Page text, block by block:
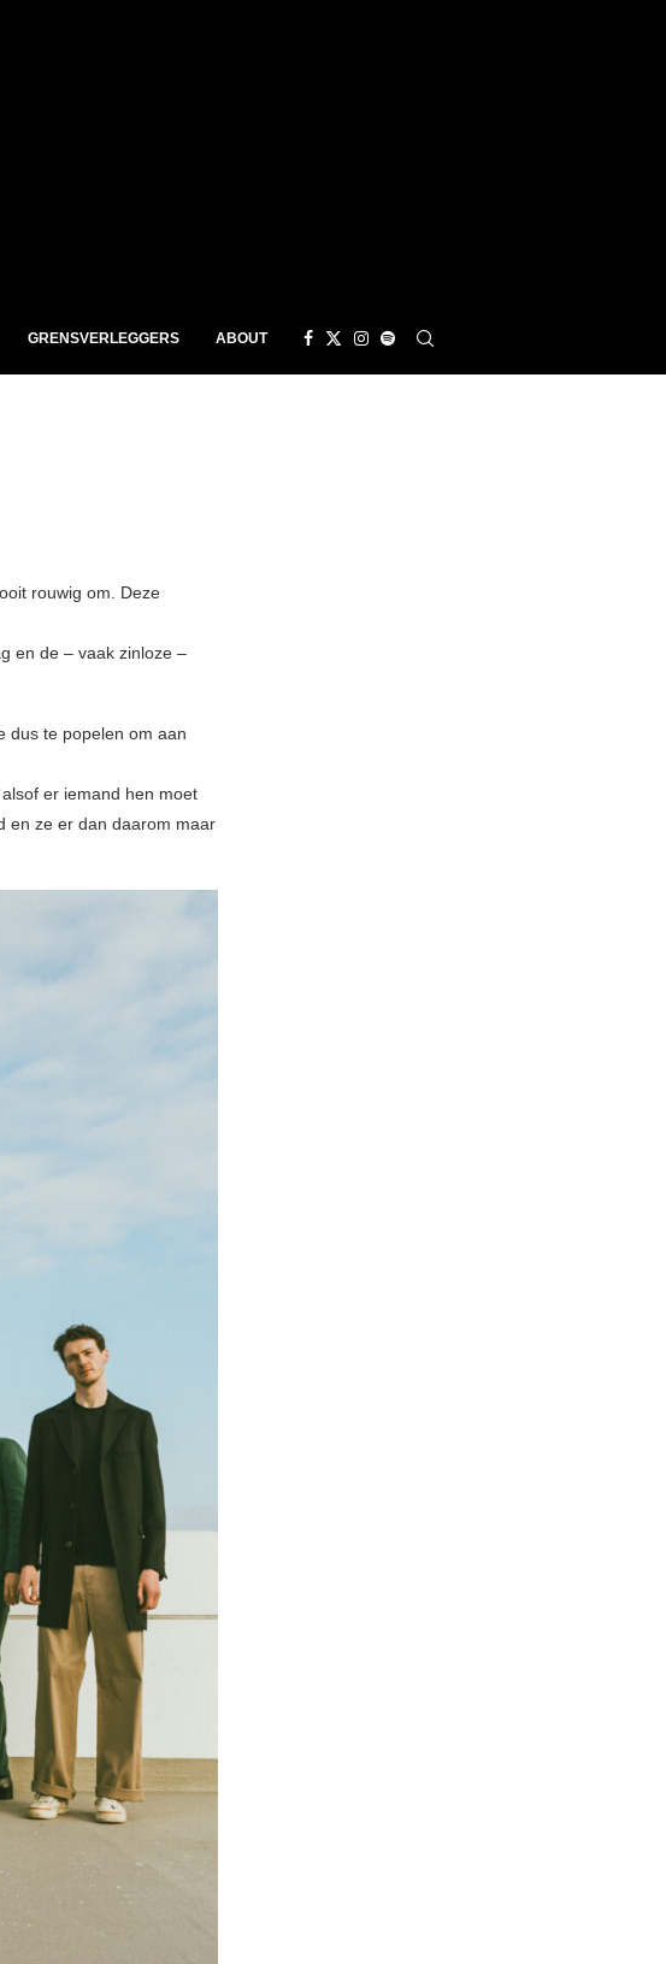
GRENSVERLEGGERS ABOUT
rouwig om. Deze
en de – vaak zinloze –
dus te popelen om aan
er iemand hen moet
en ze er dan daarom maar